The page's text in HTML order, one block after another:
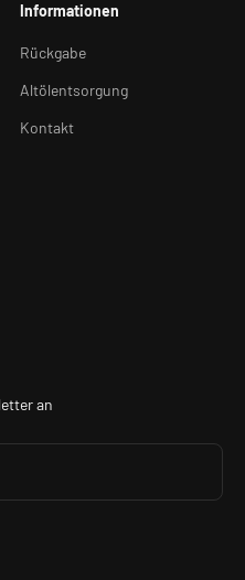
Informationen
Rückgabe
Altölentsorgung
Kontakt
an